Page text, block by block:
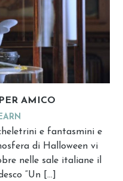
AMICO
e fantasmini e
di Halloween vi
nelle sale italiane il
“Un […]